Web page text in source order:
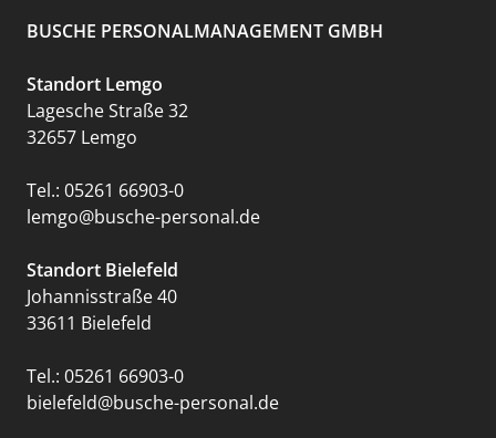
BUSCHE PERSONALMANAGEMENT GMBH
Standort Lemgo
Lagesche Straße 32
32657 Lemgo
Tel.: 05261 66903-0
lemgo@busche-personal.de
Standort Bielefeld
Johannisstraße 40
33611 Bielefeld
Tel.: 05261 66903-0
bielefeld@busche-personal.de